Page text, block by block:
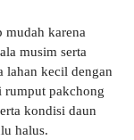
karena
musim serta
lahan kecil dengan
pakchong
kondisi daun
halus.